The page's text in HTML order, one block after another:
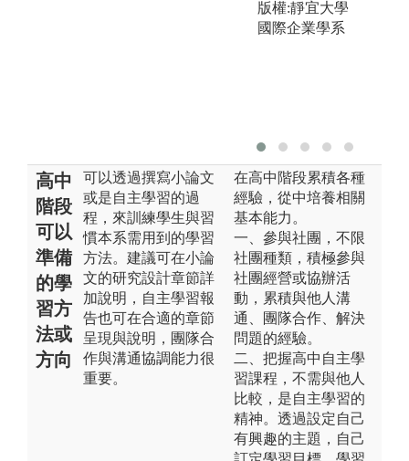
版權:靜宜大學
國際企業學系
高中
階段
可以
準備
的學
習方
法或
方向
可以透過撰寫小論文
或是自主學習的過
程，來訓練學生與習
慣本系需用到的學習
方法。建議可在小論
文的研究設計章節詳
加說明，自主學習報
告也可在合適的章節
呈現與說明，團隊合
作與溝通協調能力很
重要。
在高中階段累積各種
經驗，從中培養相關
基本能力。
一、參與社團，不限
社團種類，積極參與
社團經營或協辦活
動，累積與他人溝
通、團隊合作、解決
問題的經驗。
二、把握高中自主學
習課程，不需與他人
比較，是自主學習的
精神。透過設定自己
有興趣的主題，自己